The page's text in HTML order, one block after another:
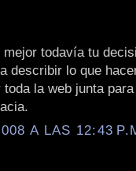
todavía tu
describir lo que
la web junta
A LAS 12:43